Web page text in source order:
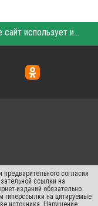
Этот сайт использует «cookies». Также сайт использует интернет-сервис для сбора технических данных касательно посетителей с целью получения маркетинговой и статистической информации. Условия обработки данных посетителей сайта см.
согласия
ссылки на
изданий обязательно
гиперссылки на цитируемые
источника. Нарушение